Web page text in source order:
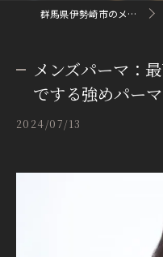
群馬県伊勢崎市のメンズパーマならMr.PLAT
メンズパーマ：
でする強めパーマ
2024/07/13